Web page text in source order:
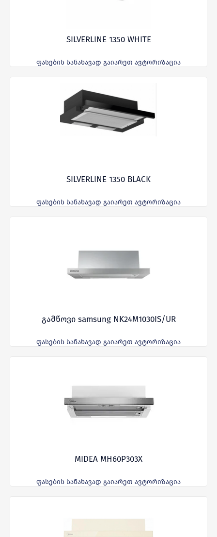
SILVERLINE 1350 WHITE
ფასების სანახავად გაიარეთ ავტორიზაცია
SILVERLINE 1350 BLACK
ფასების სანახავად გაიარეთ ავტორიზაცია
გამწოვი samsung NK24M1030IS/UR
ფასების სანახავად გაიარეთ ავტორიზაცია
MIDEA MH60P303X
ფასების სანახავად გაიარეთ ავტორიზაცია